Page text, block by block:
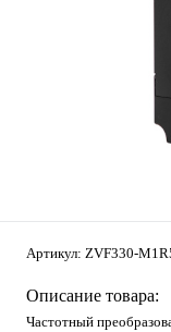
Артикул: ZVF330-
Описание товара:
Частотный